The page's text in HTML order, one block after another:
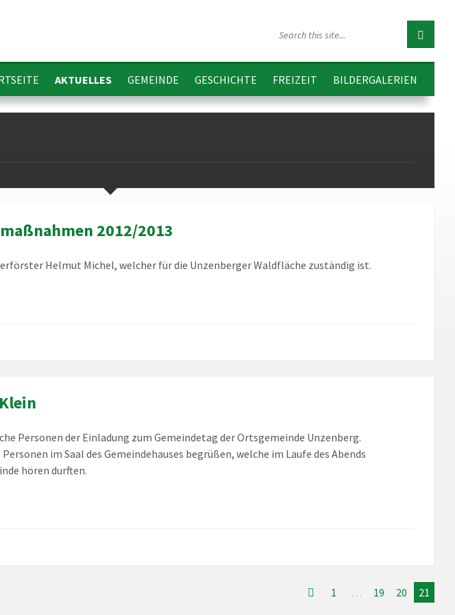
AKTUELLES GEMEINDE GESCHICHTE FREIZEIT BILDERGALERIEN
2012/2013
Helmut Michel, welcher für die Unzenberger Waldfläche zuständig ist.
Personen der Einladung zum Gemeindetag der Ortsgemeinde Unzenberg.
im Saal des Gemeindehauses begrüßen, welche im Laufe des Abends
hören durften.
1 … 19 20 21